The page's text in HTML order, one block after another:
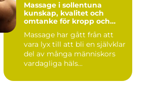
Massage i sollentuna
kunskap, kvalitet och
omtanke för kropp och
Massage har gått från att
vara lyx till att bli en självklar
del av många människors
vardagliga häls...